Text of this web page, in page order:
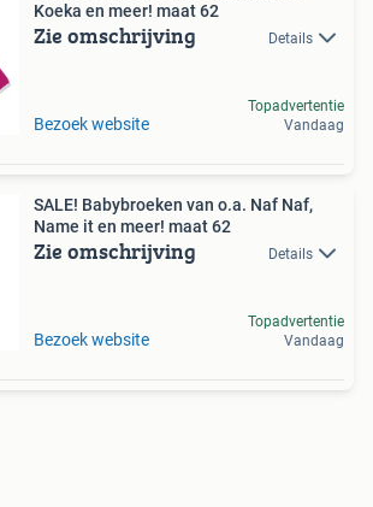
Koeka en meer! maat 62
Zie omschrijving Details
Bezoek website
Topadvertentie
Vandaag
SALE! Babybroeken van o.a. Naf Naf,
Name it en meer! maat 62
Zie omschrijving Details
Bezoek website
Topadvertentie
Vandaag